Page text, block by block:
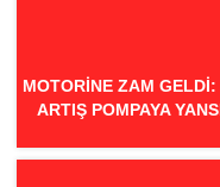
MOTORINE ZAM GELDI:
ARTIŞ POMPAYA